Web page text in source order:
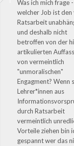
Was ich mich frage -
welcher Job ist den
Ratsarbeit
und deshalb nicht
betroffen von der
artikulierten
von vermeintlich
"unmoralischen"
Engagment? Wenn
Lehrer*innen aus
durch Ratsarbeit
vermeintlich
Vorteile ziehen bin
gespannt wer das